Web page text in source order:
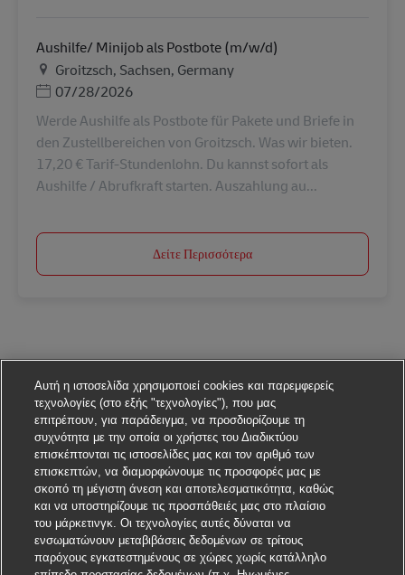
Aushilfe/ Minijob als Postbote (m/w/d)
Τοποθεσία
Groitzsch, Sachsen, Germany
Ημερομηνία Ανάρτησης
07/28/2026
Werde Aushilfe als Postbote für Pakete und Briefe in
den Zustellbereichen von Groitzsch. Was wir bieten.
17,20 € Tarif-Stundenlohn. Du kannst sofort als
Aushilfe / Abrufkraft starten. Auszahlung au...
Δείτε Περισσότερα
Αυτή η ιστοσελίδα χρησιμοποιεί cookies και παρεμφερείς
τεχνολογίες (στο εξής "τεχνολογίες"), που μας
επιτρέπουν, για παράδειγμα, να προσδιορίζουμε τη
συχνότητα με την οποία οι χρήστες του Διαδικτύου
επισκέπτονται τις ιστοσελίδες μας και τον αριθμό των
επισκεπτών, να διαμορφώνουμε τις προσφορές μας με
σκοπό τη μέγιστη άνεση και αποτελεσματικότητα, καθώς
και να υποστηρίζουμε τις προσπάθειές μας στο πλαίσιο
του μάρκετινγκ. Οι τεχνολογίες αυτές δύναται να
ενσωματώνουν μεταβιβάσεις δεδομένων σε τρίτους
παρόχους εγκατεστημένους σε χώρες χωρίς κατάλληλο